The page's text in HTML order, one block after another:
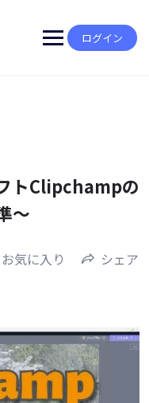
ログイン
トClipchampの
～
お気に入り シェア